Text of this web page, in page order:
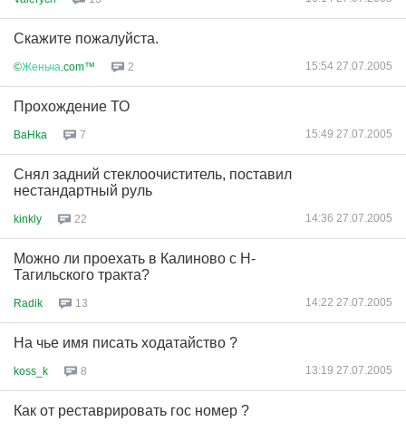
Скажите пожалуйста.
©Женьча .com™ 2 15:54 27.07.2005
Прохождение ТО
BaHka 7 15:49 27.07.2005
Снял задний стеклоочиститель, поставил
нестандартный руль
kinkly 22 14:36 27.07.2005
Можно ли проехать в Калиново с Н-
Тагильского тракта?
Radik 13 14:22 27.07.2005
На чье имя писать ходатайство ?
koss_k 8 13:19 27.07.2005
Как от реставрировать гос номер ?